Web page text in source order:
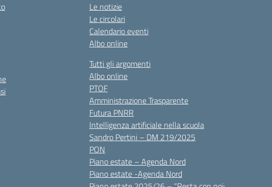
Le notizie
Le circolari
Calendario eventi
Albo online
Tutti gli argomenti
Albo online
PTOF
Amministrazione Trasparente
Futura PNRR
Intelligenza artificiale nella scuola
Sandro Pertini – DM 219/2025
PON
Piano estate – Agenda Nord
Piano estate -Agenda Nord